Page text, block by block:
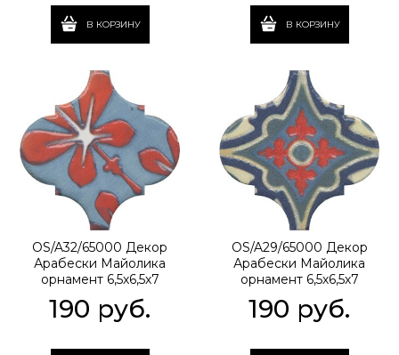
В КОРЗИНУ В КОРЗИНУ
OS/A32/65000 Декор
Арабески Майолика
орнамент 6,5х6,5х7
190 руб.
OS/A29/65000 Декор
Арабески Майолика
орнамент 6,5х6,5х7
190 руб.